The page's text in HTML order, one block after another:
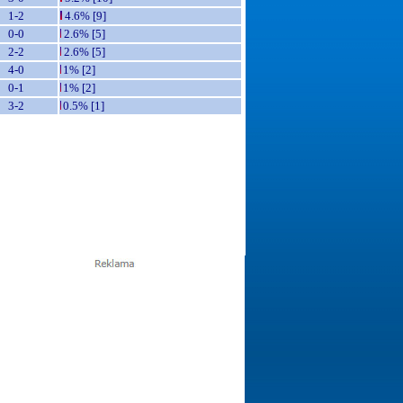
1-2
4.6% [9]
0-0
2.6% [5]
2-2
2.6% [5]
4-0
1% [2]
0-1
1% [2]
3-2
0.5% [1]